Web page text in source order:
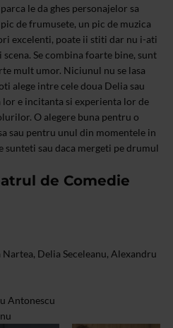
le da ghes personajelor sa
pic de frumusete, un pic de muzica
excelenti, poate ii stiti dar nu i-ati
Se combina foarte bine, sunt
mult umor. Niciunul nu se lasa
alege intre cele doua Delia sau
lor e incitanta si experienta lor de
O alegere buna pentru o
sau pentru unul din momentele in
sunteti sau daca mergeti pe drumul
de Comedie
Delia Seceleanu, Alexandru
Antonescu